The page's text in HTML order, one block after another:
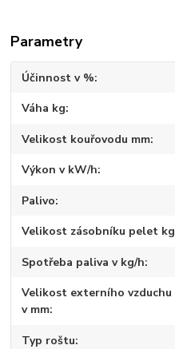
Parametry
Účinnost v %
Váha kg
Velikost kouřovodu mm
Výkon v kW/h
Palivo
Velikost zásobníku pelet kg
Spotřeba paliva v kg/h
Velikost externího vzduchu
v mm
Typ roštu